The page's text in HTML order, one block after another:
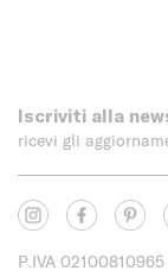
Iscriviti alla
ricevi gli
P.IVA 02100810965